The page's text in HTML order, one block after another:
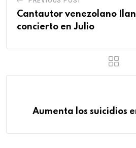
Cantautor venezolano
concierto en Julio
Aumenta los suicidios